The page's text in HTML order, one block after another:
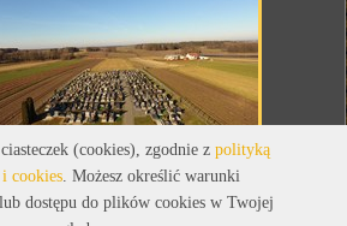
(cookies), zgodnie z polityką
cookies. Możesz określić warunki
dostępu do plików cookies w Twojej